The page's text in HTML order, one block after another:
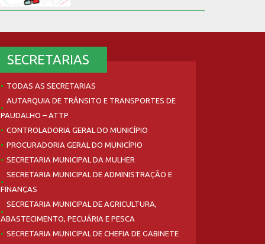
SECRETARIAS
TODAS AS SECRETARIAS
AUTARQUIA DE TRÂNSITO E TRANSPORTES DE
PAUDALHO – ATTP
CONTROLADORIA GERAL DO MUNICÍPIO
PROCURADORIA GERAL DO MUNICÍPIO
SECRETARIA MUNICIPAL DA MULHER
SECRETARIA MUNICIPAL DE ADMINISTRAÇÃO E
FINANÇAS
SECRETARIA MUNICIPAL DE AGRICULTURA,
ABASTECIMENTO, PECUÁRIA E PESCA
SECRETARIA MUNICIPAL DE CHEFIA DE GABINETE